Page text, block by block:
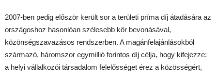
2007-ben pedig először került sor a területi príma díj átadására az
országoshoz hasonlóan szélesebb kör bevonásával,
közönségszavazásos rendszerben. A magánfelajánlásokból
származó, háromszor egymillió forintos díj célja, hogy kifejezze:
a helyi vállalkozói társadalom felelősséget érez a közösségért,